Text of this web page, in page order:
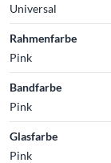
Universal
Rahmenfarbe
Pink
Bandfarbe
Pink
Glasfarbe
Pink